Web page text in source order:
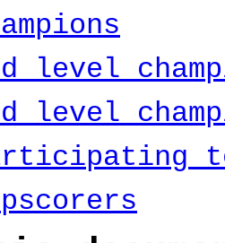
level